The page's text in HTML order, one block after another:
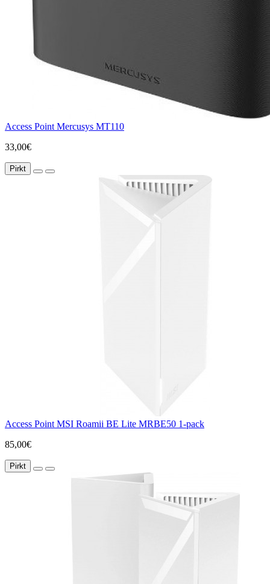
Access Point Mercusys MT110
33,00€
Pirkt
Access Point MSI Roamii BE Lite MRBE50 1-pack
85,00€
Pirkt